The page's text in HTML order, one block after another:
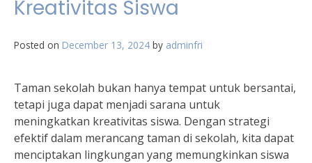
Kreativitas Siswa
Posted on December 13, 2024 by adminfri
Taman sekolah bukan hanya tempat untuk bersantai,
tetapi juga dapat menjadi sarana untuk
meningkatkan kreativitas siswa. Dengan strategi
efektif dalam merancang taman di sekolah, kita dapat
menciptakan lingkungan yang memungkinkan siswa